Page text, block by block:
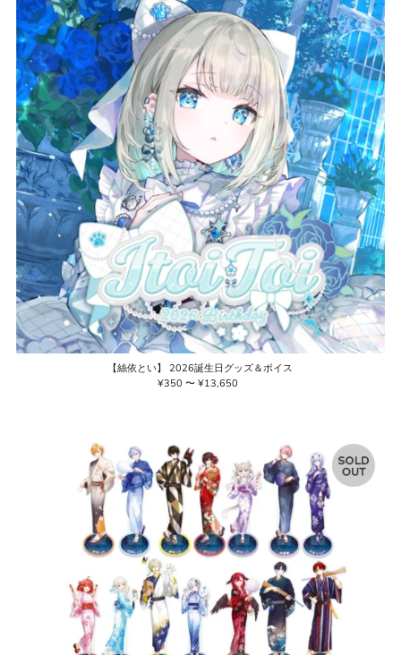
【絲依とい】 2026誕生日グッズ＆ボイス
通
¥350 〜 ¥13,650